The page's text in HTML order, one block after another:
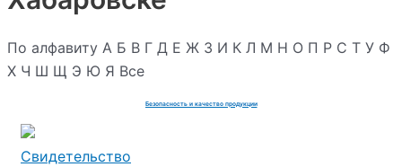
По алфавиту А Б В Г Д Е Ж З И К Л М Н О П Р С Т У Ф
Х Ч Ш Щ Э Ю Я Все
Безопасность и качество продукции
Свидетельство